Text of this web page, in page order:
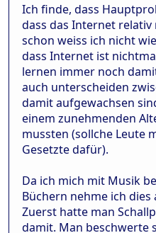
Ich finde, dass
dass das Internet relativ
schon weiss ich nicht
dass Internet ist
lernen immer noch
auch unterscheiden
damit aufgewachsen
einem zunehmenden
mussten (sollche Leute
Gesetzte dafür).
Da ich mich mit Musik
Büchern nehme ich dies
Zuerst hatte man
damit. Man beschwerte